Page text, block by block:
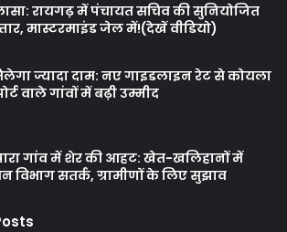
रायगढ़ में पंचायत सचिव की सुनियोजित
मास्टरमाइंड जेल में!(देखें वीडियो)
ज्यादा दाम: नए गाइडलाइन रेट से कोयला
वाले गांवों में बढ़ी उम्मीद
गांव में शेर की आहट: खेत-खलिहानों में
विभाग सतर्क, ग्रामीणों के लिए सुझाव